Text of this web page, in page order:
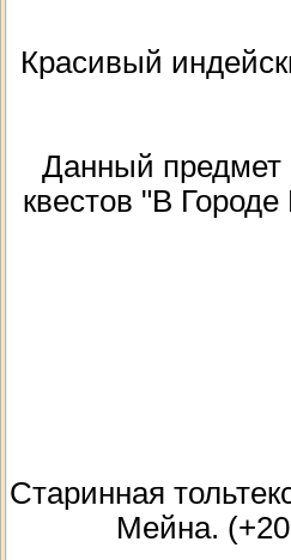
Красивый
Данный предмет
квестов "В
Старинная
Мейна. (+20